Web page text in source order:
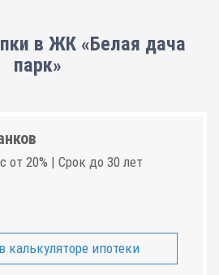
в ЖК «Белая дача
парк»
от 20% | Срок до 30 лет
калькуляторе ипотеки